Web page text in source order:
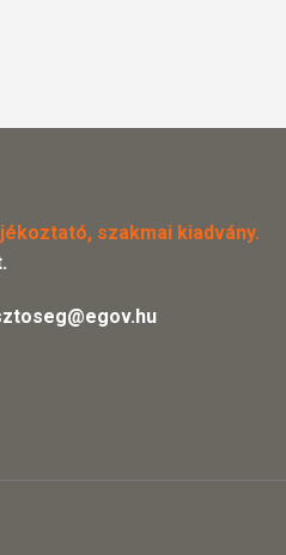
szakmai kiadvány.